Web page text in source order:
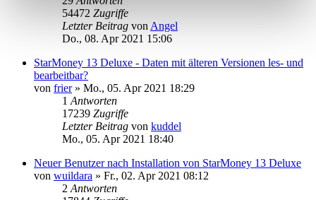
54472 Zugriffe
Letzter Beitrag von Angel
Do., 08. Apr 2021 15:06
StarMoney 13 Deluxe - Daten mit älteren Versionen les- und
bearbeitbar?
von frier» Mo., 05. Apr 2021 18:29
1 Antworten
17239 Zugriffe
Letzter Beitrag von kuddel
Mo., 05. Apr 2021 18:40
Neuer Benutzer nach Installation von StarMoney 13 Deluxe
von wuildara » Fr., 02. Apr 2021 08:12
2 Antworten